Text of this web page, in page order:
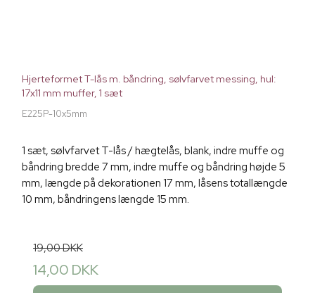
Hjerteformet T-lås m. båndring, sølvfarvet messing, hul:
17x11 mm muffer, 1 sæt
E225P-10x5mm
1 sæt, sølvfarvet T-lås / hægtelås, blank, indre muffe og
båndring bredde 7 mm, indre muffe og båndring højde 5
mm, længde på dekorationen 17 mm, låsens totallængde
10 mm, båndringens længde 15 mm.
19,00 DKK
14,00 DKK